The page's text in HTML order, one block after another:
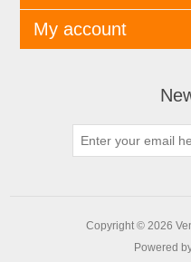
My account
Copyright © 2026
Powered